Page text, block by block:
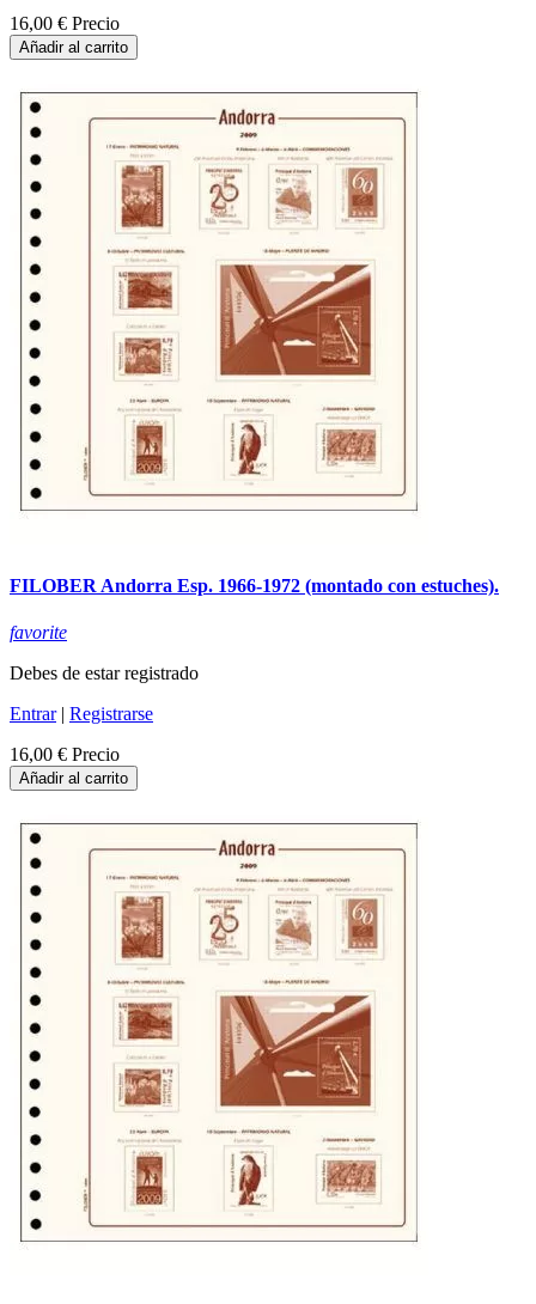
16,00 € Precio
Añadir al carrito
FILOBER Andorra Esp. 1966-1972 (montado con estuches).
favorite
Debes de estar registrado
Entrar| Registrarse
16,00 € Precio
Añadir al carrito